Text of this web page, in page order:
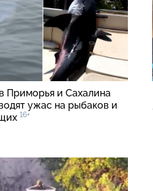
Приморья и Сахалина
ужас на рыбаков и
16+